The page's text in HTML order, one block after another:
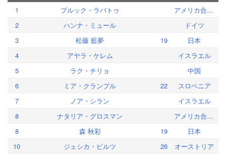
1 ブルック・ラバトゥ
アメリカ合衆国
2
ハンナ・ミュール
ドイツ
3
松藤 藍夢 19
日本
4
アヤラ・ケレム
イスラエル
5
ラク・チリョ
中国
6
ミア・クランプル 22
スロベニア
7
ノア・シラン
イスラエル
8
ナタリア・グロスマン
アメリカ合衆国
8
森 秋彩 19
日本
10
ジェシカ・ピルツ 26
オーストリア